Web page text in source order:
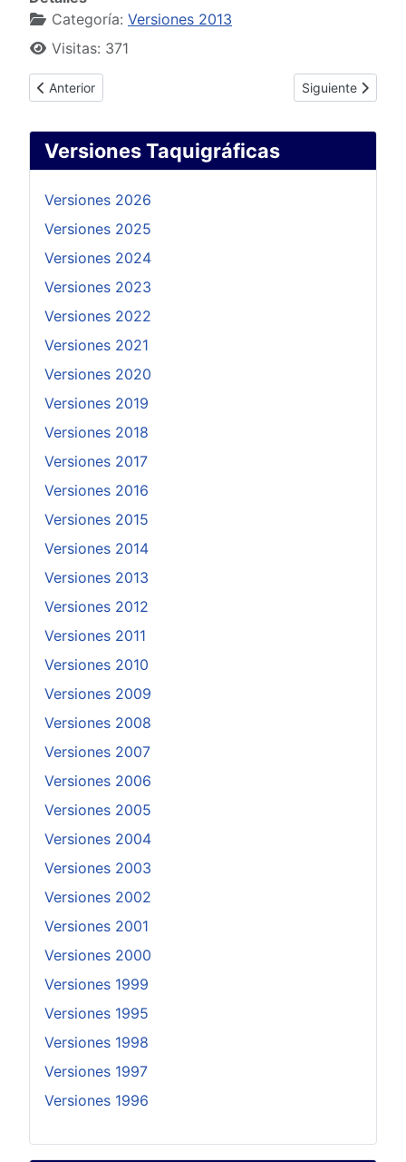
Versiones Taquigráficas
Versiones 2026
Versiones 2025
Versiones 2024
Versiones 2023
Versiones 2022
Versiones 2021
Versiones 2020
Versiones 2019
Versiones 2018
Versiones 2017
Versiones 2016
Versiones 2015
Versiones 2014
Versiones 2013
Versiones 2012
Versiones 2011
Versiones 2010
Versiones 2009
Versiones 2008
Versiones 2007
Versiones 2006
Versiones 2005
Versiones 2004
Versiones 2003
Versiones 2002
Versiones 2001
Versiones 2000
Versiones 1999
Versiones 1995
Versiones 1998
Versiones 1997
Versiones 1996
Categoría: Versiones 2013
Visitas: 371
Artículo anterior: Sesión Ordinaria 5 Marzo de 2013
Anterior Artículo
Siguiente